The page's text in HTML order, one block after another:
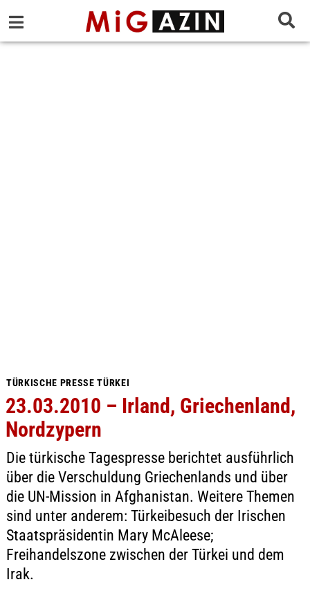
TÜRKISCHE PRESSE TÜRKEI
23.03.2010 – Irland, Griechenland,
Nordzypern
Die türkische Tagespresse berichtet ausführlich
über die Verschuldung Griechenlands und über
die UN-Mission in Afghanistan. Weitere Themen
sind unter anderem: Türkeibesuch der Irischen
Staatspräsidentin Mary McAleese;
Freihandelszone zwischen der Türkei und dem
Irak.